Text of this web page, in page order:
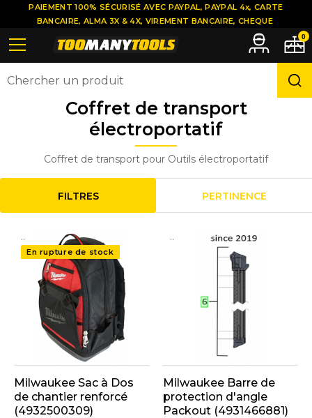
Coffret de transport
électroportatif
Coffret de transport pour Outils électroportatif
FILTRES PERTINENCE
..
En rupture de stock
Milwaukee Sac à Dos
de chantier renforcé
(4932500309)
..
Milwaukee Barre de
protection d'angle
Packout (4931466881)
PAIEMENT 100% SÉCURISÉ AVEC PAYPAL, PAYPAL 4x, CARTE
BANCAIRE, ALMA 3X & 4X, VIREMENT BANCAIRE, CHEQUE
0